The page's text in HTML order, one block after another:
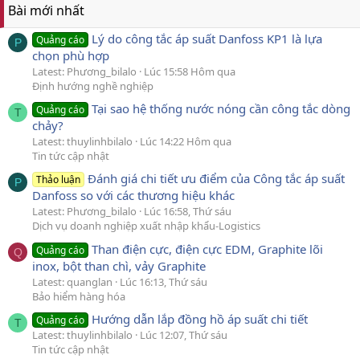
Bài mới nhất
P Quảng cáo Lý do công tắc áp suất Danfoss KP1 là lựa
chọn phù hợp
Latest: Phương_bilalo
Lúc 15:58 Hôm qua
Định hướng nghề nghiệp
T Quảng cáo Tại sao hệ thống nước nóng cần công tắc dòng
chảy?
Latest: thuylinhbilalo
Lúc 14:22 Hôm qua
Tin tức cập nhật
P Thảo luận Đánh giá chi tiết ưu điểm của Công tắc áp suất
Danfoss so với các thương hiệu khác
Latest: Phương_bilalo
Lúc 16:58, Thứ sáu
Dịch vụ doanh nghiệp xuất nhập khẩu-Logistics
Q Quảng cáo Than điện cực, điện cực EDM, Graphite lõi
inox, bột than chì, vảy Graphite
Latest: quanglan
Lúc 16:13, Thứ sáu
Bảo hiểm hàng hóa
T Quảng cáo Hướng dẫn lắp đồng hồ áp suất chi tiết
Latest: thuylinhbilalo
Lúc 12:07, Thứ sáu
Tin tức cập nhật